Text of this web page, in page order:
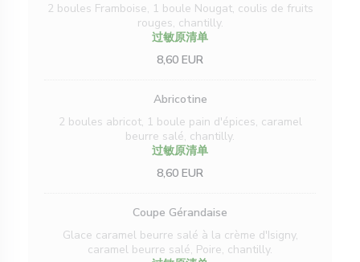
2 boules Framboise, 1 boule Nougat, coulis de fruits
rouges, chantilly.
过敏原清单
8,60 EUR
Abricotine
2 boules abricot, 1 boule pain d'épices, caramel
beurre salé, chantilly.
过敏原清单
8,60 EUR
Coupe Gérandaise
Glace caramel beurre salé à la crème d'Isigny,
caramel beurre salé, Poire, chantilly.